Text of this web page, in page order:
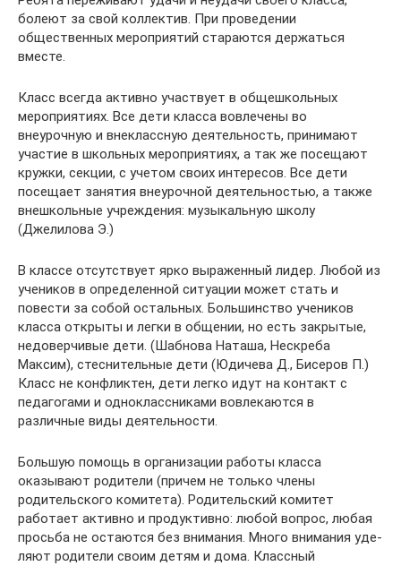
болеют за свой коллектив. При проведении
общественных мероприятий стараются держаться
вместе.
Класс всегда активно участвует в общешкольных
мероприятиях. Все дети класса вовлечены во
внеурочную и внеклассную деятельность, принимают
участие в школьных мероприятиях, а так же посещают
кружки, секции, с учетом своих интересов. Все дети
посещает занятия внеурочной деятельностью, а также
внешкольные учреждения: музыкальную школу
(Джелилова Э.)
В классе отсутствует ярко выраженный лидер. Любой из
учеников в определенной ситуации может стать и
повести за собой остальных. Большинство учеников
класса открыты и легки в общении, но есть закрытые,
недоверчивые дети. (Шабнова Наташа, Нескреба
Максим), стеснительные дети (Юдичева Д., Бисеров П.)
Класс не конфликтен, дети легко идут на контакт с
педагогами и одноклассниками вовлекаются в
различные виды деятельности.
Большую помощь в организации работы класса
оказывают родите­ли (причем не только члены
родительского комитета). Родительский комитет
работает активно и продуктивно: любой вопрос, любая
просьба не оста­ются без внимания. Много внимания уде­
ляют родители своим детям и дома. Классный